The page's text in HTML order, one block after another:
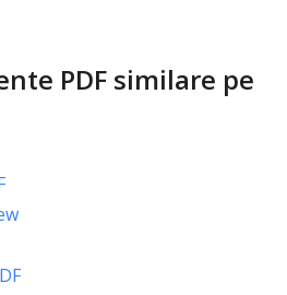
PDF similare pe